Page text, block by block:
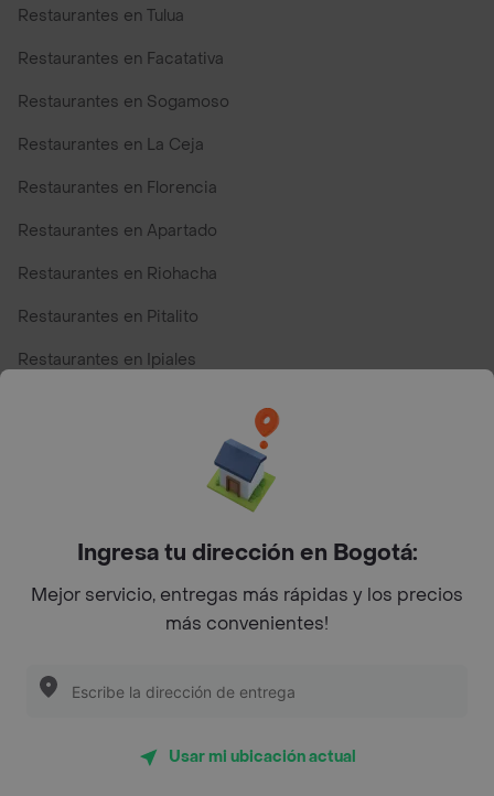
Restaurantes en Tulua
Restaurantes en Facatativa
Restaurantes en Sogamoso
Restaurantes en La Ceja
Restaurantes en Florencia
Restaurantes en Apartado
Restaurantes en Riohacha
Restaurantes en Pitalito
Restaurantes en Ipiales
Top Marcas y Cadenas de Restaurantes
Encuéntranos en estos países
App Store Google play
Restaurantes cerca de mi para pedir Comida a Domicilio -
Ingresa tu dirección en Bogotá:
Mejor servicio, entregas más rápidas y los precios
más convenientes!
Usar mi ubicación actual